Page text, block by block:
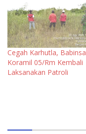
Cegah Karhutla, Babinsa
Koramil 05/Rm Kembali
Laksanakan Patroli